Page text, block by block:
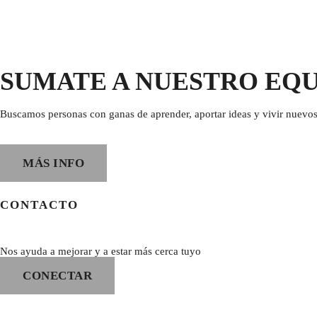
SUMATE A NUESTRO
Buscamos personas con ganas de aprender, aportar ideas y vivir
MÁS INFO
CONTACTO
Nos ayuda a mejorar y a estar más cerca tuyo
CONECTAR